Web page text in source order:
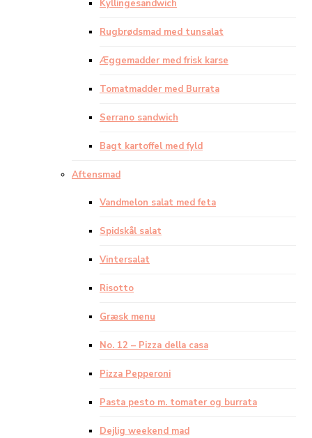
Kyllingesandwich
Rugbrødsmad med tunsalat
Æggemadder med frisk karse
Tomatmadder med Burrata
Serrano sandwich
Bagt kartoffel med fyld
Aftensmad
Vandmelon salat med feta
Spidskål salat
Vintersalat
Risotto
Græsk menu
No. 12 – Pizza della casa
Pizza Pepperoni
Pasta pesto m. tomater og burrata
Dejlig weekend mad